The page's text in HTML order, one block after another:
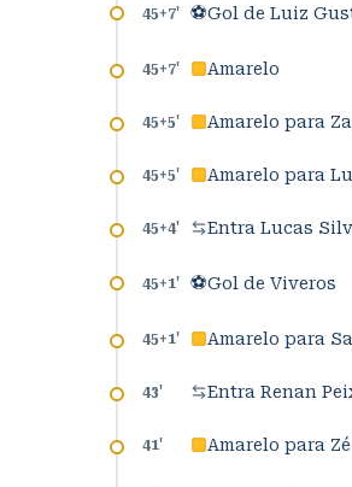
45+7' ⚽Gol de Luiz
45+7' Amarelo
45+5' Amarelo para
45+5' Amarelo para
45+4' Entra Lucas
45+1' ⚽Gol de Viveros
45+1' Amarelo para
43' Entra Renan
41' Amarelo para